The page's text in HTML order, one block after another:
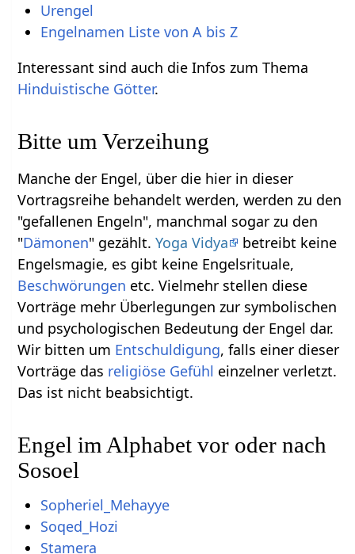
Urengel
Engelnamen Liste von A bis Z
Interessant sind auch die Infos zum Thema
Hinduistische Götter.
Bitte um Verzeihung
Manche der Engel, über die hier in dieser
Vortragsreihe behandelt werden, werden zu den
"gefallenen Engeln", manchmal sogar zu den
"Dämonen" gezählt.Yoga Vidya
betreibt keine
Engelsmagie, es gibt keine Engelsrituale,
Beschwörungen etc. Vielmehr stellen diese
Vorträge mehr Überlegungen zur symbolischen
und psychologischen Bedeutung der Engel dar.
Wir bitten um Entschuldigung, falls einer dieser
Vorträge das religiöse Gefühl einzelner verletzt.
Das ist nicht beabsichtigt.
Engel im Alphabet vor oder nach
Sosoel
Sopheriel_Mehayye
Soqed_Hozi
Stamera